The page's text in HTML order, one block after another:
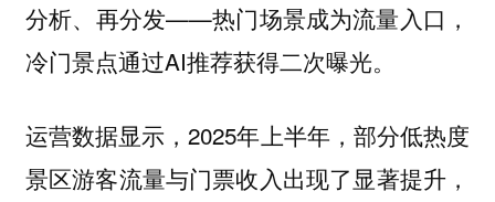
分析、再分发——热门场景成为流量入口，
冷门景点通过AI推荐获得二次曝光。
运营数据显示，2025年上半年，部分低热度
景区游客流量与门票收入出现了显著提升，